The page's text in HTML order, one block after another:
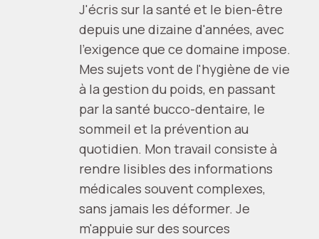
J'écris sur la santé et le bien-être
depuis une dizaine d'années, avec
l'exigence que ce domaine impose.
Mes sujets vont de l'hygiène de vie
à la gestion du poids, en passant
par la santé bucco-dentaire, le
sommeil et la prévention au
quotidien. Mon travail consiste à
rendre lisibles des informations
médicales souvent complexes,
sans jamais les déformer. Je
m'appuie sur des sources